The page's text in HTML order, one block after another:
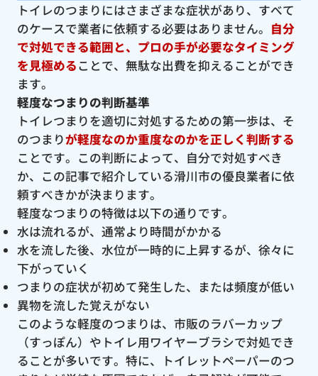
トイレのつまりにはさまざまな症状があり、すべて
のケースで業者に依頼する必要はありません。 自分
で対処できる範囲と、プロの手が必要なタイミング
を見極めることで、無駄な出費を抑えることができ
ます。
軽度なつまりの判断基準
トイレつまりを適切に対処するための第一歩は、そ
のつまりが軽度なのか重度なのかを正しく判断する
ことです。この判断によって、自分で対処すべき
か、この記事で紹介している滑川市の優良業者に依
頼すべきかが決まります。
軽度なつまりの特徴は以下の通りです。
水は流れるが、通常より時間がかかる
水を流した後、水位が一時的に上昇するが、徐々に
下がっていく
つまりの症状が初めて発生した、または頻度が低い
異物を流した覚えがない
このような軽度のつまりは、市販のラバーカップ
（すっぽん）やトイレ用ワイヤーブラシで対処でき
ることが多いです。特に、トイレットペーパーのつ